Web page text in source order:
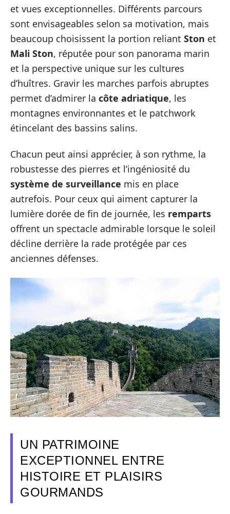
et vues exceptionnelles. Différents parcours
sont envisageables selon sa motivation, mais
beaucoup choisissent la portion reliant Ston et
Mali Ston, réputée pour son panorama marin
et la perspective unique sur les cultures
d’huîtres. Gravir les marches parfois abruptes
permet d’admirer la côte adriatique, les
montagnes environnantes et le patchwork
étincelant des bassins salins.
Chacun peut ainsi apprécier, à son rythme, la
robustesse des pierres et l’ingéniosité du
système de surveillance mis en place
autrefois. Pour ceux qui aiment capturer la
lumière dorée de fin de journée, les remparts
offrent un spectacle admirable lorsque le soleil
décline derrière la rade protégée par ces
anciennes défenses.
UN PATRIMOINE
EXCEPTIONNEL ENTRE
HISTOIRE ET PLAISIRS
GOURMANDS